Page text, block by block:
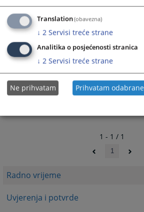
Radno vrijeme
Uvjerenja i potvrde
1 - 1 / 1
1
Translation(obavezna)
↓ 2 Servisi treće strane
Analitika o posjećenosti stranica
↓ 2 Servisi treće strane
Ne prihvatam Prihvatam odabrane